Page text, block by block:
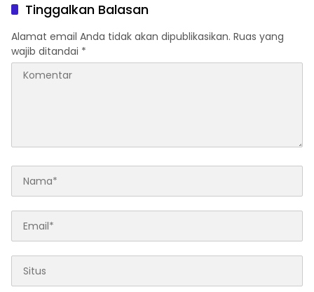
Tinggalkan Balasan
Alamat email Anda tidak akan dipublikasikan. Ruas yang
wajib ditandai *